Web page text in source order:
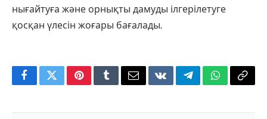
нығайтуға және орнықты дамуды ілгерілетуге
қосқан үлесін жоғары бағалады.
FacebookTwitterPinterestTumblrEmailVKontakteTelegramWhatsApp
Copy